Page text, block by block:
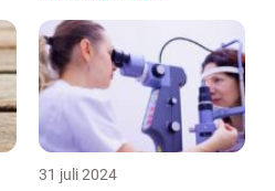
31 juli 2024